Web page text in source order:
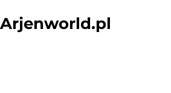
do
Arjenworld.pl